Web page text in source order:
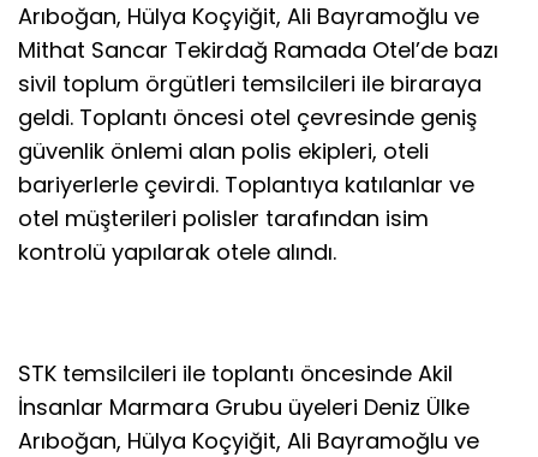
Arıboğan, Hülya Koçyiğit, Ali Bayramoğlu ve
Mithat Sancar Tekirdağ Ramada Otel’de bazı
sivil toplum örgütleri temsilcileri ile biraraya
geldi. Toplantı öncesi otel çevresinde geniş
güvenlik önlemi alan polis ekipleri, oteli
bariyerlerle çevirdi. Toplantıya katılanlar ve
otel müşterileri polisler tarafından isim
kontrolü yapılarak otele alındı.
STK temsilcileri ile toplantı öncesinde Akil
İnsanlar Marmara Grubu üyeleri Deniz Ülke
Arıboğan, Hülya Koçyiğit, Ali Bayramoğlu ve